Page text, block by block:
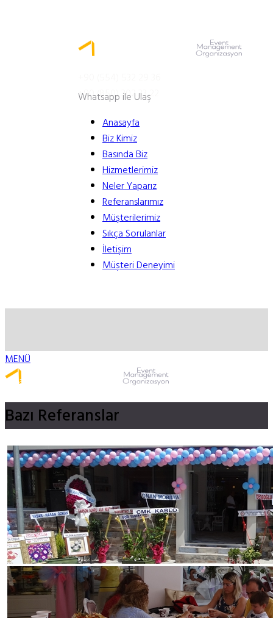
+90 (850) 302 33 22
Whatsapp ile Ulaş
Anasayfa
Biz Kimiz
Basında Biz
Hizmetlerimiz
Neler Yaparız
Referanslarımız
Müşterilerimiz
Sıkça Sorulanlar
İletişim
Müşteri Deneyimi
MENÜ
Whatsapp ile Ulaş
Bazı Referanslar